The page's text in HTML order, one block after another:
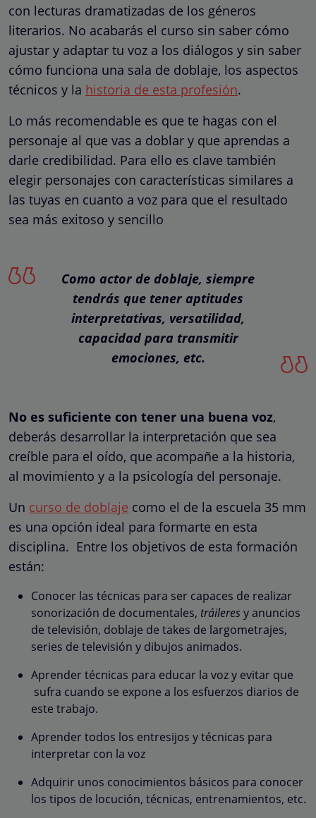
con lecturas dramatizadas de los géneros
literarios. No acabarás el curso sin saber cómo
ajustar y adaptar tu voz a los diálogos y sin saber
cómo funciona una sala de doblaje, los aspectos
técnicos y la historia de esta profesión.
Lo más recomendable es que te hagas con el
personaje al que vas a doblar y que aprendas a
darle credibilidad. Para ello es clave también
elegir personajes con características similares a
las tuyas en cuanto a voz para que el resultado
sea más exitoso y sencillo
Como actor de doblaje, siempre
tendrás que tener aptitudes
interpretativas, versatilidad,
capacidad para transmitir
emociones, etc.
No es suficiente con tener una buena voz,
deberás desarrollar la interpretación que sea
creíble para el oído, que acompañe a la historia,
al movimiento y a la psicología del personaje.
Un curso de doblaje como el de la escuela 35 mm
es una opción ideal para formarte en esta
disciplina. Entre los objetivos de esta formación
están:
Conocer las técnicas para ser capaces de realizar
sonorización de documentales, tráileresy anuncios
de televisión, doblaje de takes de largometrajes,
series de televisión y dibujos animados.
Aprender técnicas para educar la voz y evitar que
sufra cuando se expone a los esfuerzos diarios de
este trabajo.
Aprender todos los entresijos y técnicas para
interpretar con la voz
Adquirir unos conocimientos básicos para conocer
los tipos de locución, técnicas, entrenamientos, etc.